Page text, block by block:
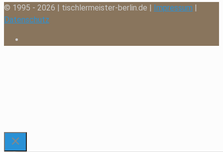
© 1995 - 2026 | tischlermeister-berlin.de | Impressum |
Datenschutz